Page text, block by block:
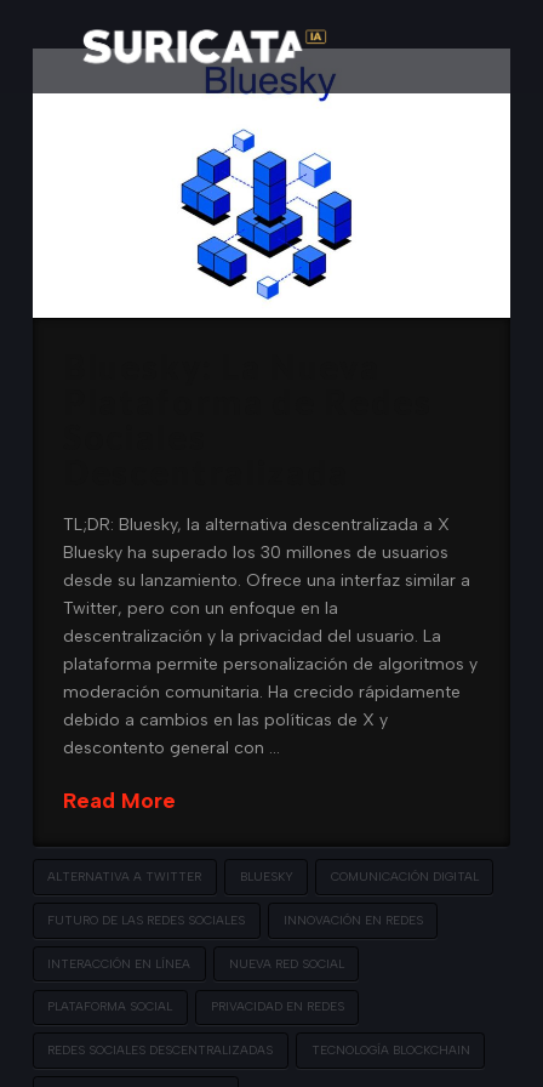
TL;DR: Bluesky, la alternativa descentralizada a X
Bluesky ha superado los 30 millones de usuarios
desde su lanzamiento. Ofrece una interfaz similar a
Twitter, pero con un enfoque en la
descentralización y la privacidad del usuario. La
plataforma permite personalización de algoritmos y
moderación comunitaria. Ha crecido rápidamente
debido a cambios en las políticas de X y
descontento general con …
Read More
ALTERNATIVA A TWITTER BLUESKY COMUNICACIÓN DIGITAL
FUTURO DE LAS REDES SOCIALES INNOVACIÓN EN REDES
INTERACCIÓN EN LÍNEA NUEVA RED SOCIAL
PLATAFORMA SOCIAL PRIVACIDAD EN REDES
REDES SOCIALES DESCENTRALIZADAS TECNOLOGÍA BLOCKCHAIN